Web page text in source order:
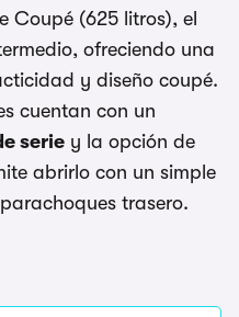
Coupé (625 litros), el
ofreciendo una
y diseño coupé.
cuentan con un
serie y la opción de
abrirlo con un simple
trasero.